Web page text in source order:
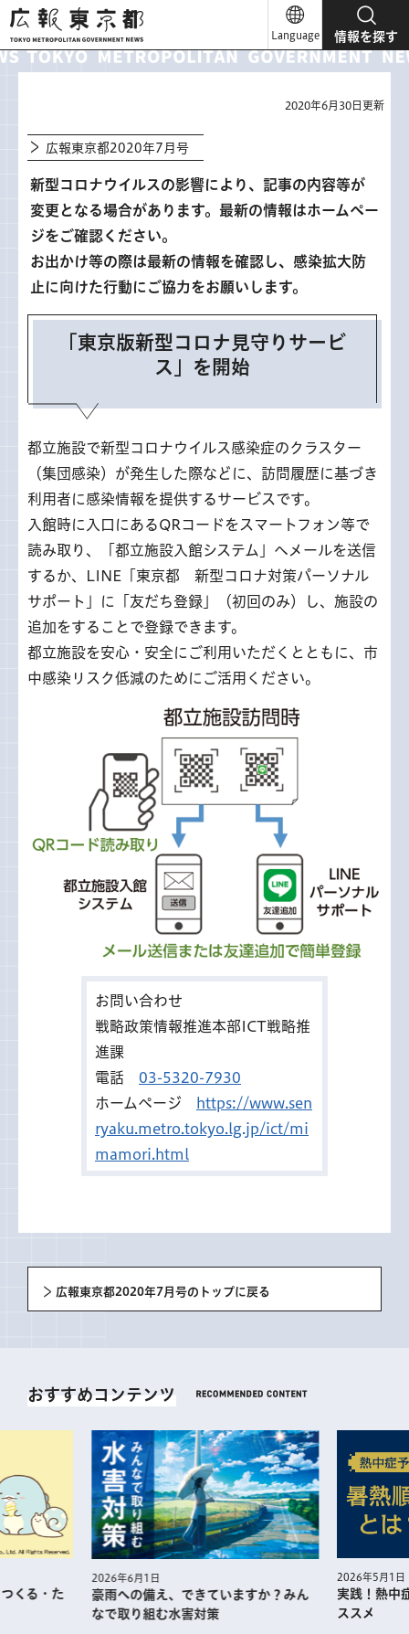
広報東京都
Language 情報を探す
2020年6月30日更新
広報東京都2020年7月号
新型コロナウイルスの影響により、記事の内容等が
変更となる場合があります。最新の情報はホームペー
ジをご確認ください。
お出かけ等の際は最新の情報を確認し、感染拡大防
止に向けた行動にご協力をお願いします。
「東京版新型コロナ見守りサービ
ス」を開始
都立施設で新型コロナウイルス感染症のクラスター
（集団感染）が発生した際などに、訪問履歴に基づき
利用者に感染情報を提供するサービスです。
入館時に入口にあるQRコードをスマートフォン等で
読み取り、「都立施設入館システム」へメールを送信
するか、LINE「東京都 新型コロナ対策パーソナル
サポート」に「友だち登録」（初回のみ）し、施設の
追加をすることで登録できます。
都立施設を安心・安全にご利用いただくとともに、市
中感染リスク低減のためにご活用ください。
お問い合わせ
戦略政策情報推進本部ICT戦略推
進課
電話 03-5320-7930
ホームページ
https://www.sen
ryaku.metro.tokyo.lg.jp/ict/mi
mamori.html
広報東京都2020年7月号のトップに戻る
おすすめコンテンツ
くる・た
2026年6月1日
豪雨への備え、できていますか？みん
なで取り組む水害対策
2026年5月1日
実践！熱中
ススメ